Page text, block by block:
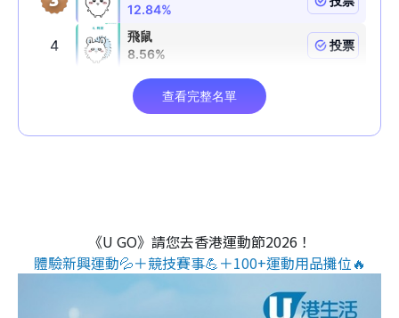
《U GO》請您去香港運動節2026！
體驗新興運動💦＋競技賽事💪＋100+運動用品攤位🔥